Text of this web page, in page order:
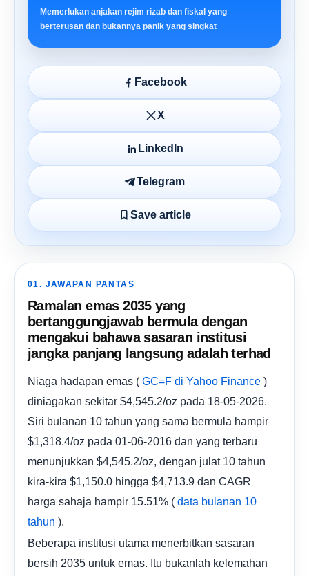
Memerlukan anjakan rejim rizab dan fiskal yang
berterusan dan bukannya panik yang singkat
Facebook
X
LinkedIn
Telegram
Save article
01. JAWAPAN PANTAS
Ramalan emas 2035 yang
bertanggungjawab bermula dengan
mengakui bahawa sasaran institusi
jangka panjang langsung adalah terhad
Niaga hadapan emas ( GC=F di Yahoo Finance )
diniagakan sekitar $4,545.2/oz pada 18-05-2026.
Siri bulanan 10 tahun yang sama bermula hampir
$1,318.4/oz pada 01-06-2016 dan yang terbaru
menunjukkan $4,545.2/oz, dengan julat 10 tahun
kira-kira $1,150.0 hingga $4,713.9 dan CAGR
harga sahaja hampir 15.51% ( data bulanan 10
tahun ).
Beberapa institusi utama menerbitkan sasaran
bersih 2035 untuk emas. Itu bukanlah kelemahan